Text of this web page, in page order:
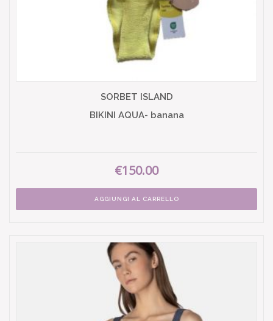
SORBET ISLAND
BIKINI AQUA- banana
€150.00
AGGIUNGI AL CARRELLO